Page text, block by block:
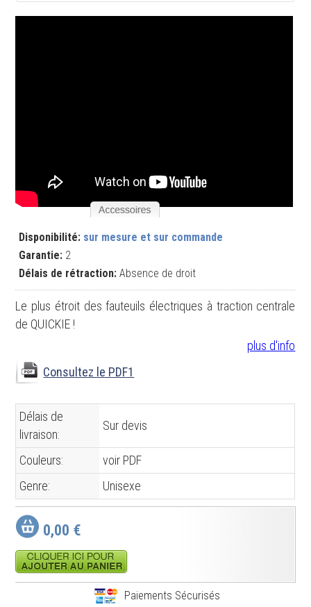
Disponibilité: sur mesure et sur commande
Garantie: 2
Délais de rétraction: Absence de droit
Le plus étroit des fauteuils électriques à traction centrale
de QUICKIE !
plus d'info
Consultez le PDF1
Délais de
livraison:
Sur devis
Couleurs:
voir PDF
Genre:
Unisexe
0,00 €
Paiements Sécurisés